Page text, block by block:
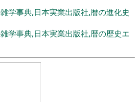
学事典,日本実業出版社,暦の進化史
学事典,日本実業出版社,暦の歴史エ